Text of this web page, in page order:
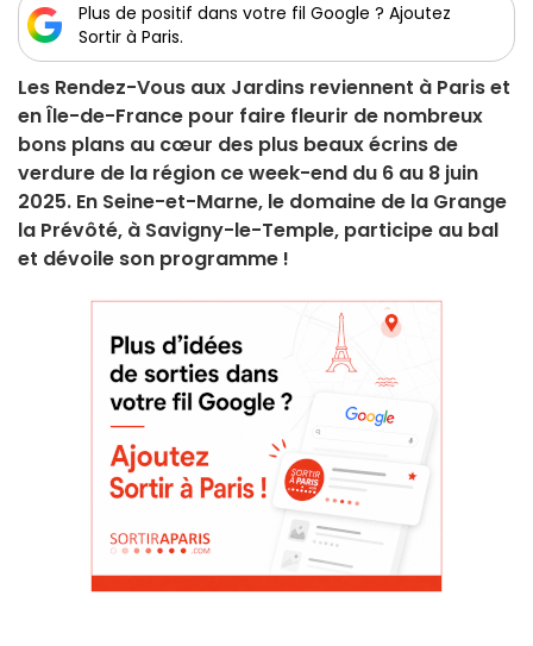
Plus de positif dans votre fil Google ? Ajoutez
Sortir à Paris.
Les Rendez-Vous aux Jardins reviennent à Paris et
en Île-de-France pour faire fleurir de nombreux
bons plans au cœur des plus beaux écrins de
verdure de la région ce week-end du 6 au 8 juin
2025. En Seine-et-Marne, le domaine de la Grange
la Prévôté, à Savigny-le-Temple, participe au bal
et dévoile son programme !